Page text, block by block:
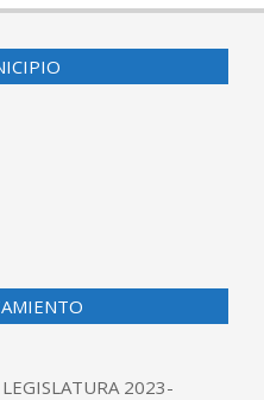
2023-